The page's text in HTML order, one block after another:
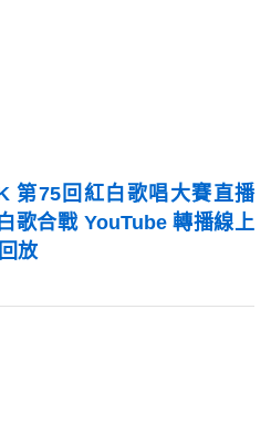
第75回紅白歌唱大賽直播
歌合戰 YouTube 轉播線上
放